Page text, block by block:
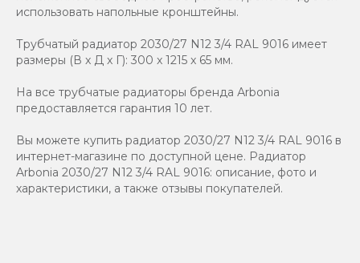
использовать напольные кронштейны.
Трубчатый радиатор 2030/27 N12 3/4 RAL 9016 имеет
размеры (В x Д x Г): 300 x 1215 x 65 мм.
На все трубчатые радиаторы бренда Аrbonia
предоставляется гарантия 10 лет.
Вы можете купить радиатор 2030/27 N12 3/4 RAL 9016 в
интернет-магазине по доступной цене. Радиатор
Arbonia 2030/27 N12 3/4 RAL 9016: описание, фото и
характеристики, а также отзывы покупателей.